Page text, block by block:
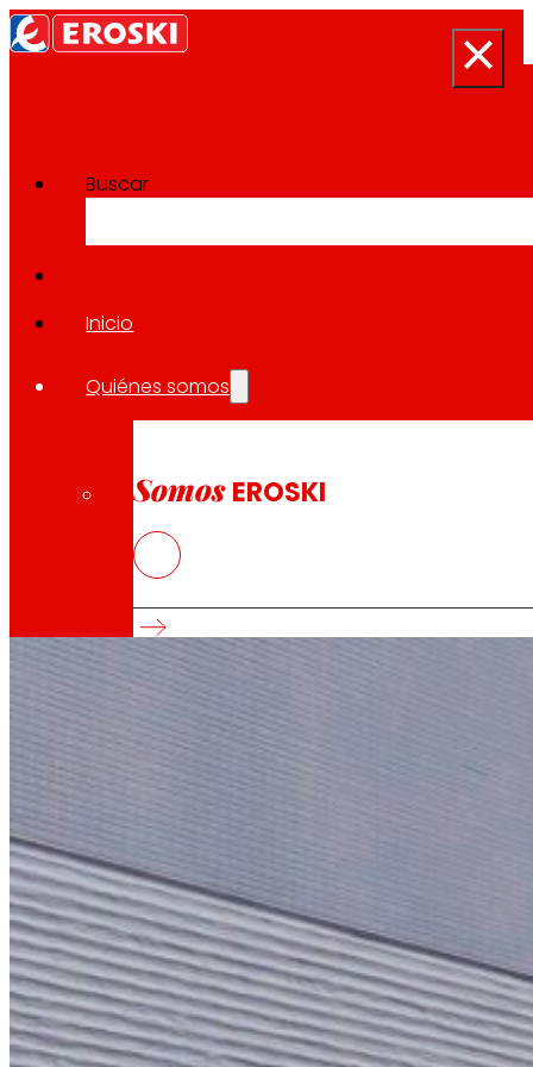
Buscar
Inicio
Quiénes somos
Somos EROSKI
Así somos
Todo nuestro ADN: un viaje por la misión, la
Cooperativa
Somos por y para las personas. Descubre
Fundación
Sala de prensa
Volver a todas las noticias
27.07.2023
EROSKI obtiene la certificación